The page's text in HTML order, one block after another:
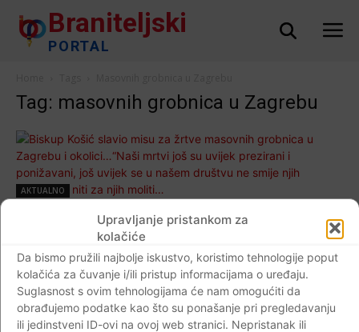
Upravljanje pristankom za
kolačiće
Da bismo pružili najbolje iskustvo, koristimo tehnologije poput
kolačića za čuvanje i/ili pristup informacijama o uređaju.
Suglasnost s ovim tehnologijama će nam omogućiti da
obrađujemo podatke kao što su ponašanje pri pregledavanju
ili jedinstveni ID-ovi na ovoj web stranici. Nepristanak ili
Braniteljski
PORTAL
Tag: masovnih grobnica u Zagrebu
AKTUALNO
Biskup Košić slavio misu za žrtve masovnih
grobnica u Zagrebu i okolici…“Naši mrtvi još
su uvijek prezirani i ponižavani, još uvijek se
u našem društvu ne smije njih spominjati
niti za njih moliti…
Braniteljski portal 09.05.2020